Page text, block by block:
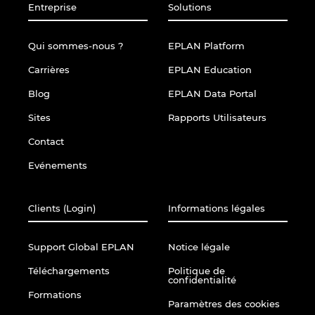
Entreprise
Qui sommes-nous ?
Carrières
Blog
Sites
Contact
Evénements
Solutions
EPLAN Platform
EPLAN Education
EPLAN Data Portal
Rapports Utilisateurs
Clients (Login)
Support Global EPLAN
Téléchargements
Formations
Informations légales
Notice légale
Politique de
confidentialité
Paramètres des cookies